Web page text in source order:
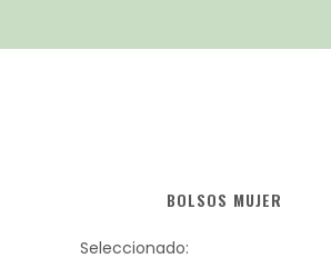
BOLSOS MUJER
Seleccionado: